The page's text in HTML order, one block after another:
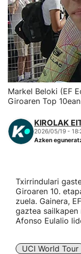
Herri-kirolak
Eskubaloia
Kirolak 360
Atletismoa
Mendi-lasterketak
"Helmuga"
Markel Beloki (EF
Giroaren Top
KIROLAK
2026/05/19 -
Azken
Txirrindulari
Giroaren 10.
zuela. Gainera,
gaztea sailkapen
Afonso Eulalio
UCI World Tour